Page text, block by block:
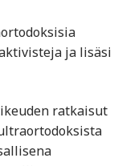
ja lisäsi
ratkaisut